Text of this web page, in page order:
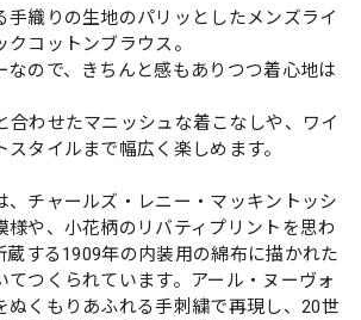
手織りの生地のパリッとしたメンズライ
コットンブラウス。
なので、きちんと感もありつつ着心地は
合わせたマニッシュな着こなしや、ワイ
スタイルまで幅広く楽しめます。
、チャールズ・レニー・マッキントッシ
様や、小花柄のリバティプリントを思わ
蔵する1909年の内装用の綿布に描かれた
てつくられています。アール・ヌーヴォ
ぬくもりあふれる手刺繍で再現し、20世